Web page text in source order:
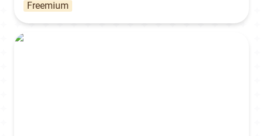
Freemium
Higgsfield